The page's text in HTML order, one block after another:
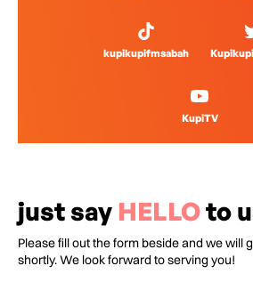
kupikupifmsabah
KupiTV
just say HELLOto
Please fill out the form beside and we will
shortly. We look forward to serving you!